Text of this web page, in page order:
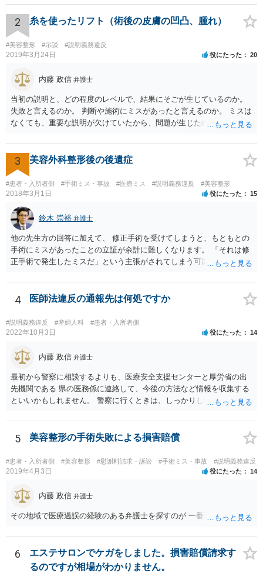
2 糸を使ったリフト（術後の皮膚の凹凸、腫れ）
#美容整形 #示談 #説明義務違反
2019年3月24日 役にたった 20
内藤 政信 弁護士
当初の説明と、どの程度のレベルで、結果にそごが生じているのか。
失敗と言えるのか。 判断や施術にミスがあったと言えるのか。 ミスは
なくても、重要な説明が欠けていたから、問題が生じたのか。 美容整
3 美容外科整形後の後遺症
#患者・入所者側 #手術ミス・事故 #医療ミス #説明義務違反 #美容整形
2018年3月1日 役にたった 15
鈴木 崇裕 弁護士
他の先生方の回答に加えて、 修正手術を受けてしまうと、もともとの
手術にミスがあったことの立証が余計に難しくなります。 「それは修
正手術で発生したミスだ」という主張がされてしまう可能性があるか
検討なさっているのであれば、修正手術を受けるまえに弁護士に相談
して対応を決めることを強くお勧めいたします。
4 医師法違反の通報先は何処ですか
#説明義務違反 #産婦人科 #患者・入所者側
2022年10月3日 役にたった 14
内藤 政信 弁護士
最初から警察に相談するよりも、医療安全支援センターと厚労省の出
先機関である 県の医務係に連絡して、今後の方法など情報を収集する
といいかもしれません。 警察に行くときは、しっかりした被害届ある
5 美容整形の手術失敗による損害賠償
#患者・入所者側 #美容整形 #慰謝料請求・訴訟 #手術ミス・事故 #説明義務違反
2019年4月3日 役にたった 14
内藤 政信 弁護士
その地域で医療過誤の経験のある弁護士を探すのが 一番近道だね。
6
エステサロンでケガをしました。損害賠償請求す
るのですが相場がわかりません。